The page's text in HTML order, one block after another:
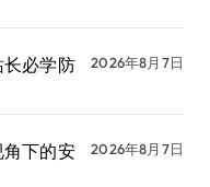
必学防
2026年8月7日
下的安
2026年8月7日